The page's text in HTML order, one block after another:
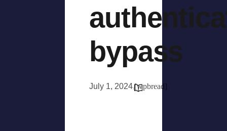
bypass
July 1, 2024[wpbread]